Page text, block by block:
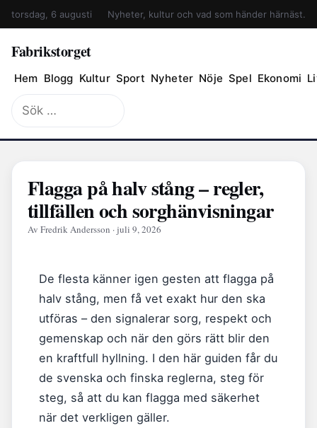
torsdag, 6 augusti Nyheter, kultur och vad som händer härnäst.
Fabrikstorget
Hem Blogg Kultur Sport Nyheter Nöje Spel Ekonomi
Sök
efter:
Flagga på halv stång – regler,
tillfällen och sorghänvisningar
Av Fredrik Andersson · juli 9, 2026
De flesta känner igen gesten att flagga på
halv stång, men få vet exakt hur den ska
utföras – den signalerar sorg, respekt och
gemenskap och när den görs rätt blir den
en kraftfull hyllning. I den här guiden får du
de svenska och finska reglerna, steg för
steg, så att du kan flagga med säkerhet
när det verkligen gäller.